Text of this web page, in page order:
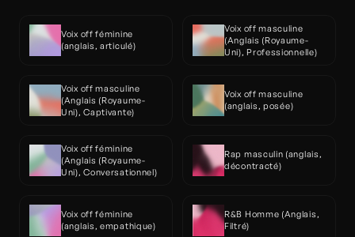
Voix off féminine
(anglais, articulé)
Voix off masculine
(Anglais (Royaume-
Uni), Professionnelle)
Voix off masculine
(Anglais (Royaume-
Uni), Captivante)
Voix off masculine
(anglais, posée)
Voix off féminine
(Anglais (Royaume-
Uni), Conversationnel)
Rap masculin (anglais,
décontracté)
Voix off féminine
(anglais, empathique)
R&B Homme (Anglais,
Filtré)